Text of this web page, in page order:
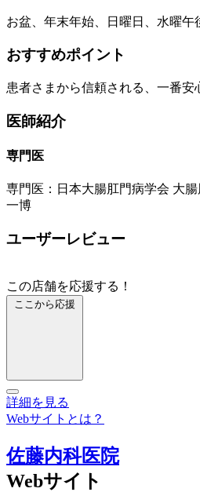
お盆、年末年始、日曜日、水曜午
おすすめポイント
患者さまから信頼される、一番安
医師紹介
専門医
専門医：日本大腸肛門病学会 大
一博
ユーザーレビュー
この店舗を応援する！
ここから応援
詳細を見る
Webサイトとは？
佐藤内科医院
Webサイト